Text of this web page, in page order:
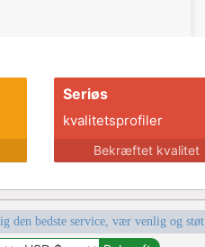
Seriøs
kvalitetsprofiler
Bekræftet kvalitet
den bedste service, vær venlig og